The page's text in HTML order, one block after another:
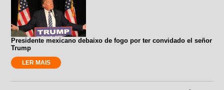
Presidente mexicano debaixo de fogo por ter convidado el señor
Trump
LER MAIS